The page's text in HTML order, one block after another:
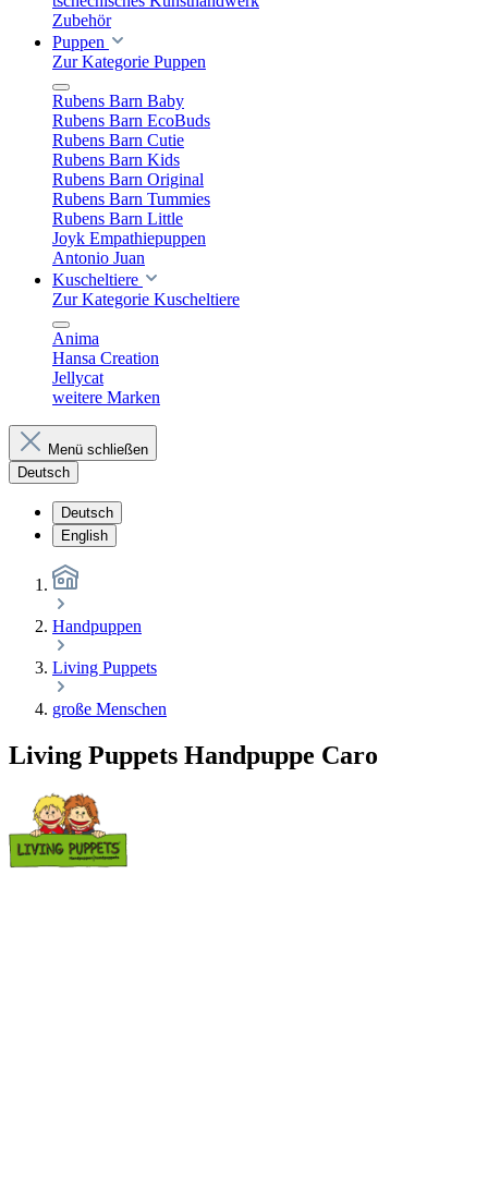
Zubehör
Puppen
Zur Kategorie Puppen
Rubens Barn Baby
Rubens Barn EcoBuds
Rubens Barn Cutie
Rubens Barn Kids
Rubens Barn Original
Rubens Barn Tummies
Rubens Barn Little
Joyk Empathiepuppen
Antonio Juan
Kuscheltiere
Zur Kategorie Kuscheltiere
Anima
Hansa Creation
Jellycat
weitere Marken
Menü schließen
Deutsch
Deutsch
English
Handpuppen
Living Puppets
große Menschen
Living Puppets Handpuppe Caro